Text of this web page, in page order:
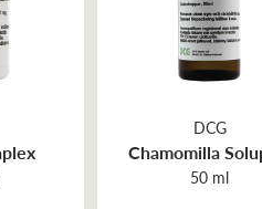
DCG
Chamomilla
50 ml